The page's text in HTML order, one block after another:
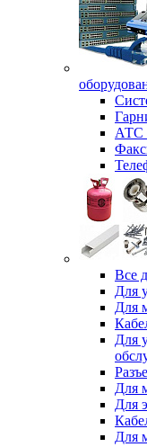
АТС
Все
Для
Для
Для
Для
Для
Для